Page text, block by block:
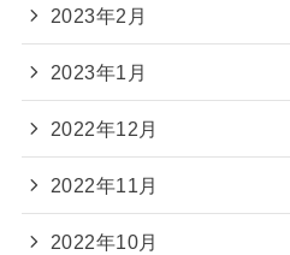
2023年2月
2023年1月
2022年12月
2022年11月
2022年10月